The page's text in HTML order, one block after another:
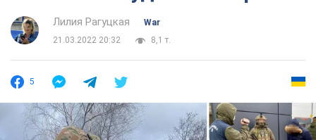
Лилия Рагуцкая
War
21.03.2022 20:32
8,1 т.
5